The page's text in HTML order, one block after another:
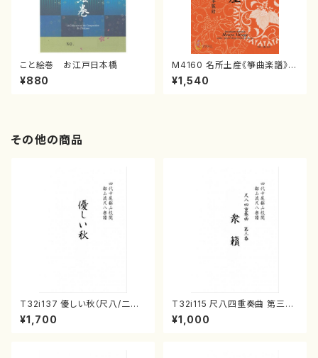
こと絵巻 お江戸日本橋
¥880
M4160 名所土産《箏曲楽譜》
（箏/宮城喜代子・宮城数江著・
宮城宗家監修/箏曲古典楽譜）
¥1,540
その他の商品
T32i137 優しい秋（尺八/二代
山本邦山/尺八/都山式譜）都山
流公刊楽譜曲番:586
¥1,700
T32i115 尺八四重奏曲 第三番
衆籟（尺八/初代 山本邦山/尺
八/都山式譜）都山流公刊楽譜曲
¥1,000